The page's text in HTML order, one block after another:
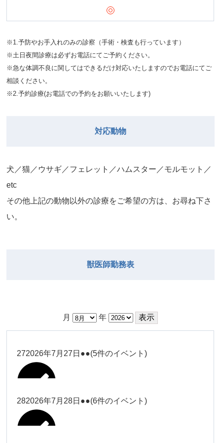
※1.予防やお手入れのみの診察（手術・検査も行っています）
※土日夜間診療は必ずお電話にてご予約ください。
※急な体調不良に関してはできるだけ対応いたしますのでお電話にてご
相談ください。
※2.予約診療(お電話での予約をお願いいたします)
対応動物
⽝／猫／ウサギ／フェレット／ハムスター／モルモット／
etc
その他上記の動物以外の診療をご希望の⽅は、お尋ね下さ
い。
獣医師勤務表
月 年
272026年7月27日 ●●(5件のイベント)
大西
282026年7月28日 ●●(6件のイベント)